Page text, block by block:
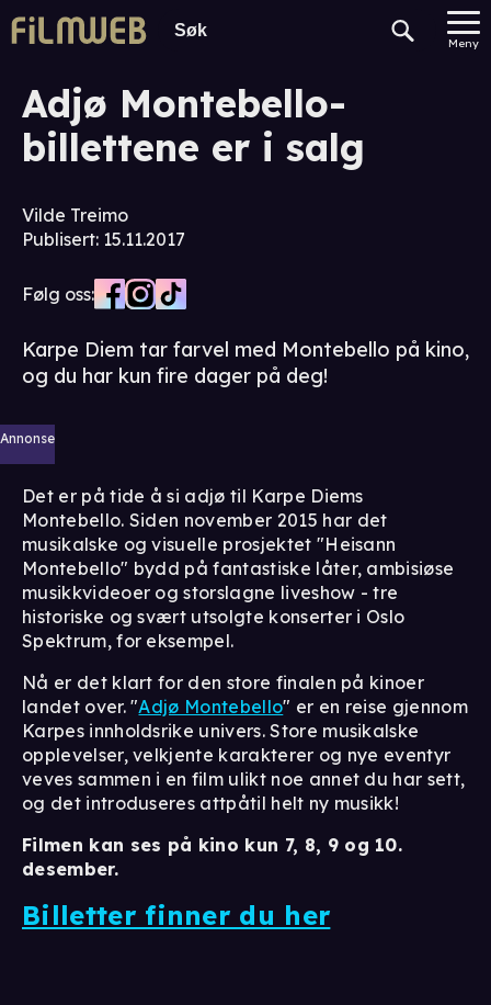
Meny
Adjø Montebello-
billettene er i salg
Vilde Treimo
Publisert: 15.11.2017
Følg oss:
Karpe Diem tar farvel med Montebello på kino,
og du har kun fire dager på deg!
Annonse
Det er på tide å si adjø til Karpe Diems
Montebello. Siden november 2015 har det
musikalske og visuelle prosjektet "Heisann
Montebello" bydd på fantastiske låter, ambisiøse
musikkvideoer og storslagne liveshow - tre
historiske og svært utsolgte konserter i Oslo
Spektrum, for eksempel.
Nå er det klart for den store finalen på kinoer
landet over. "Adjø Montebello" er en reise gjennom
Karpes innholdsrike univers. Store musikalske
opplevelser, velkjente karakterer og nye eventyr
veves sammen i en film ulikt noe annet du har sett,
og det introduseres attpåtil helt ny musikk!
Filmen kan ses på kino kun 7, 8, 9 og 10.
desember.
Billetter finner du her